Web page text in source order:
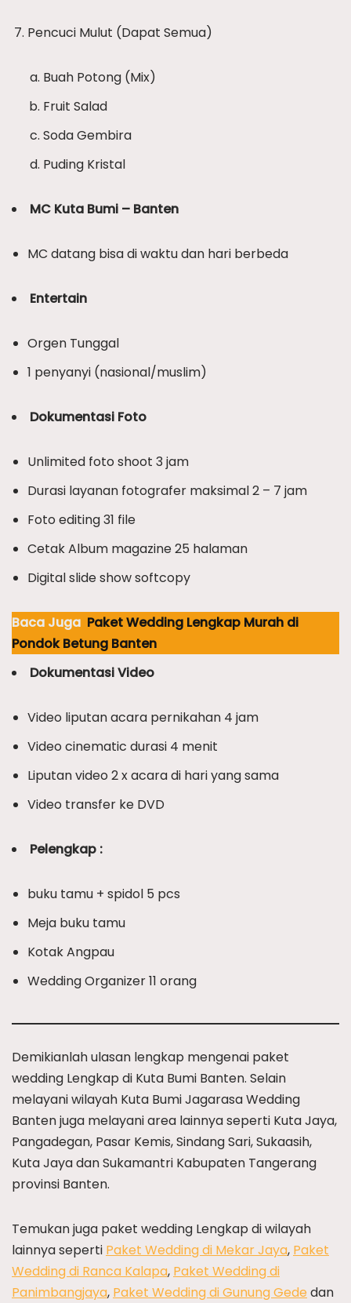
Pencuci Mulut (Dapat Semua)
Buah Potong (Mix)
Fruit Salad
Soda Gembira
Puding Kristal
MC Kuta Bumi – Banten
MC datang bisa di waktu dan hari berbeda
Entertain
Orgen Tunggal
1 penyanyi (nasional/muslim)
Dokumentasi Foto
Unlimited foto shoot 3 jam
Durasi layanan fotografer maksimal 2 – 7 jam
Foto editing 31 file
Cetak Album magazine 25 halaman
Digital slide show softcopy
Baca Juga Paket Wedding Lengkap Murah di
Pondok Betung Banten
Dokumentasi Video
Video liputan acara pernikahan 4 jam
Video cinematic durasi 4 menit
Liputan video 2 x acara di hari yang sama
Video transfer ke DVD
Pelengkap :
buku tamu + spidol 5 pcs
Meja buku tamu
Kotak Angpau
Wedding Organizer 11 orang
Demikianlah ulasan lengkap mengenai paket
wedding Lengkap di Kuta Bumi Banten. Selain
melayani wilayah Kuta Bumi Jagarasa Wedding
Banten juga melayani area lainnya seperti Kuta Jaya,
Pangadegan, Pasar Kemis, Sindang Sari, Sukaasih,
Kuta Jaya dan Sukamantri Kabupaten Tangerang
provinsi Banten.
Temukan juga paket wedding Lengkap di wilayah
lainnya seperti Paket Wedding di Mekar Jaya, Paket
Wedding di Ranca Kalapa, Paket Wedding di
Panimbangjaya, Paket Wedding di Gunung Gede dan